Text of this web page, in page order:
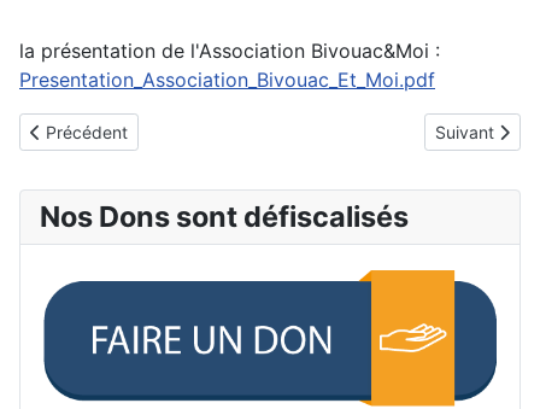
la présentation de l'Association Bivouac&Moi :
Presentation_Association_Bivouac_Et_Moi.pdf
Article précédent : Actualité de l'asso
Précédent Article
Suivant
Nos Dons sont défiscalisés